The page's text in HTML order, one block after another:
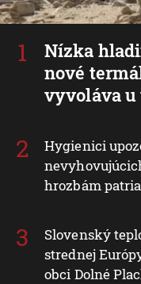
Nízka
nové
vyvoláva u
Hygienici
hrozbám
Slovenský
strednej
obci Dolné